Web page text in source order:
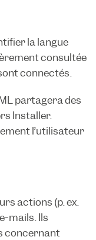
la langue
consultée
connectés.
partagera des
Installer.
l’utilisateur
actions (p. ex.
mails. Ils
concernant